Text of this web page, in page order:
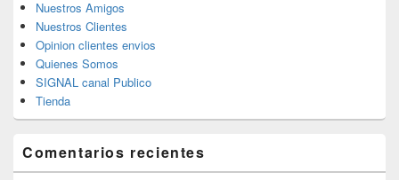
Nuestros Amigos
Nuestros Clientes
Opinion clientes envios
Quienes Somos
SIGNAL canal Publico
Tienda
Comentarios recientes